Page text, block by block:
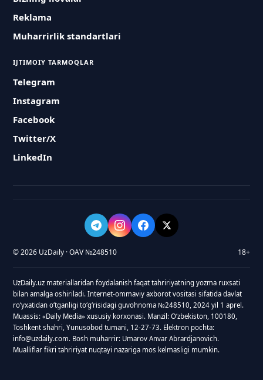
Reklama
Muharrirlik standartlari
IJTIMOIY TARMOQLAR
Telegram
Instagram
Facebook
Twitter/X
LinkedIn
© 2026 UzDaily · OAV №248510 18+
UzDaily.uz materiallaridan foydalanish faqat tahririyatning yozma ruxsati
bilan amalga oshiriladi. Internet-ommaviy axborot vositasi sifatida davlat
roʻyxatidan oʻtganligi toʻgʻrisidagi guvohnoma №248510, 2024 yil 1 aprel.
Muassis: «Daily Media» xususiy korxonasi. Manzil: Oʻzbekiston, 100180,
Toshkent shahri, Yunusobod tumani, 12-27-73. Elektron pochta:
info@uzdaily.com. Bosh muharrir: Umarov Anvar Abrardjanovich.
Mualliflar fikri tahririyat nuqtayi nazariga mos kelmasligi mumkin.